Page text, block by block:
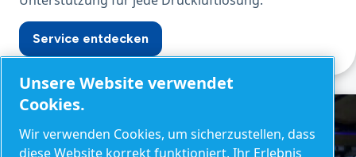
Service entdecken
Unsere Website verwendet
Cookies.
Wir verwenden Cookies, um sicherzustellen, dass
diese Website korrekt funktioniert, Ihr Erlebnis